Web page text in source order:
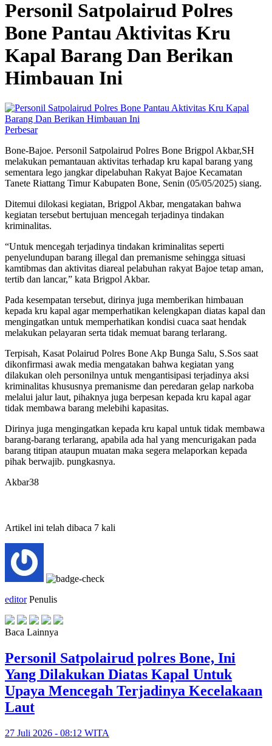
Personil Satpolairud Polres
Bone Pantau Aktivitas Kru
Kapal Barang Dan Berikan
Himbauan Ini
Perbesar
Bone-Bajoe. Personil Satpolairud Polres Bone Brigpol Akbar,SH
melakukan pemantauan aktivitas terhadap kru kapal barang yang
sementara lego jangkar dipelabuhan Rakyat Bajoe Kecamatan
Tanete Riattang Timur Kabupaten Bone, Senin (05/05/2025) siang.
Ditemui dilokasi kegiatan, Brigpol Akbar, mengatakan bahwa
kegiatan tersebut bertujuan mencegah terjadinya tindakan
kriminalitas.
“Untuk mencegah terjadinya tindakan kriminalitas seperti
penyelundupan barang illegal dan premanisme sehingga situasi
kamtibmas dan aktivitas diareal pelabuhan rakyat Bajoe tetap aman,
tertib dan lancar,” kata Brigpol Akbar.
Pada kesempatan tersebut, dirinya juga memberikan himbauan
kepada kru kapal agar memperhatikan kelengkapan diatas kapal dan
mengingatkan untuk memperhatikan kondisi cuaca saat hendak
melakukan pelayaran serta tidak memuat barang terlarang.
Terpisah, Kasat Polairud Polres Bone Akp Bunga Salu, S.Sos saat
dikonfirmasi awak media mengatakan bahwa kegiatan yang
dilakukan oleh personilnya untuk mengantisipasi terjadinya aksi
kriminalitas khususnya premanisme dan peredaran gelap narkoba
melalui jalur laut, pihaknya juga berpesan kepada kru kapal agar
tidak membawa barang melebihi kapasitas.
Dirinya juga mengingatkan kepada kru kapal untuk tidak membawa
barang-barang terlarang, apabila ada hal yang mencurigakan pada
barang titipan ataupun muatan maka segera melaporkan kepada
pihak berwajib. pungkasnya.
Akbar38
Artikel ini telah dibaca 7 kali
editor Penulis
Baca Lainnya
Personil Satpolairud polres Bone, Ini
Yang Dilakukan Diatas Kapal Untuk
Upaya Mencegah Terjadinya Kecelakaan
Laut
27 Juli 2026 - 08:12 WITA